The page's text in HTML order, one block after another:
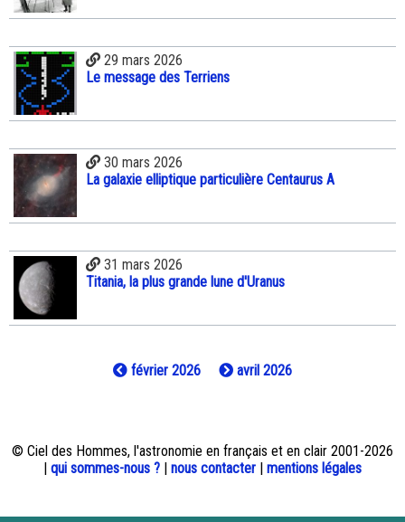
29 mars 2026
Le message des Terriens
30 mars 2026
La galaxie elliptique particulière Centaurus A
31 mars 2026
Titania, la plus grande lune d'Uranus
février 2026 avril 2026
© Ciel des Hommes, l'astronomie en français et en clair 2001-2026
| qui sommes-nous ? | nous contacter | mentions légales